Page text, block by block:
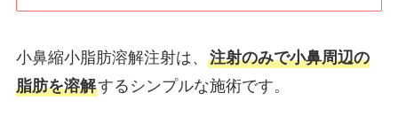
小鼻縮小脂肪溶解注射は、 注射のみで小鼻周辺の
脂肪を溶解するシンプルな施術です。